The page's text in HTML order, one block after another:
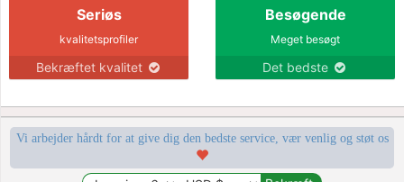
Seriøs
kvalitetsprofiler
Bekræftet kvalitet
Besøgende
Meget besøgt
Det bedste
Vi arbejder hårdt for at give dig den bedste service, vær venlig og støt os